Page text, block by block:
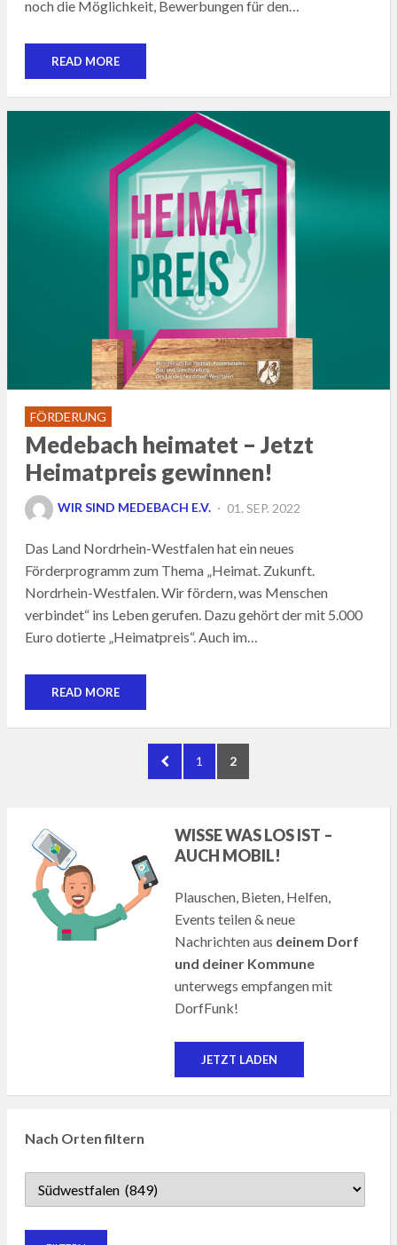
noch die Möglichkeit, Bewerbungen für den…
READ MORE
FÖRDERUNG
Medebach heimatet – Jetzt
Heimatpreis gewinnen!
WIR SIND MEDEBACH E.V.
POSTED
01. SEP. 2022
Das Land Nordrhein-Westfalen hat ein neues
Förderprogramm zum Thema „Heimat. Zukunft.
Nordrhein-Westfalen. Wir fördern, was Menschen
verbindet“ ins Leben gerufen. Dazu gehört der mit 5.000
Euro dotierte „Heimatpreis“. Auch im…
READ MORE
Seitennummerierung
PREVIOUS
PAGE
PAGE
1 PAGE
2
WISSE WAS LOS IST –
AUCH MOBIL!
Plauschen, Bieten, Helfen,
Events teilen & neue
Nachrichten aus deinem Dorf
und deiner Kommune
unterwegs empfangen mit
DorfFunk!
JETZT LADEN
Nach Orten filtern